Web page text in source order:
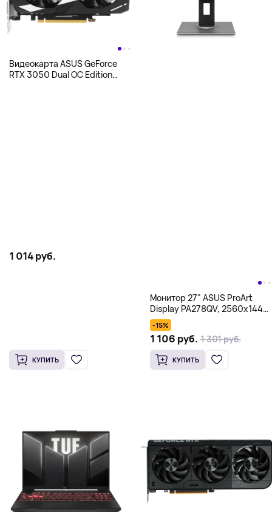
Видеокарта ASUS GeForce
RTX 3050 Dual OC Edition
1 014 руб.
КУПИТЬ
Монитор 27" ASUS ProArt
Display PA278QV, 2560x1440,
IPS, черный
-15%
1 106 руб. 1 301 руб.
КУПИТЬ